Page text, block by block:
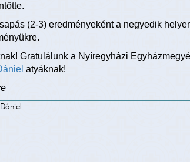
(2-3) eredményeként a negyedik
Gratulálunk a Nyíregyházi
atyáknak!